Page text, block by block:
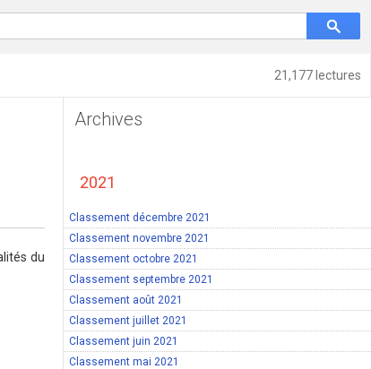
21,177 lectures
du
Archives
2021
Classement décembre 2021
Classement novembre 2021
Classement octobre 2021
Classement septembre 2021
Classement août 2021
Classement juillet 2021
Classement juin 2021
Classement mai 2021